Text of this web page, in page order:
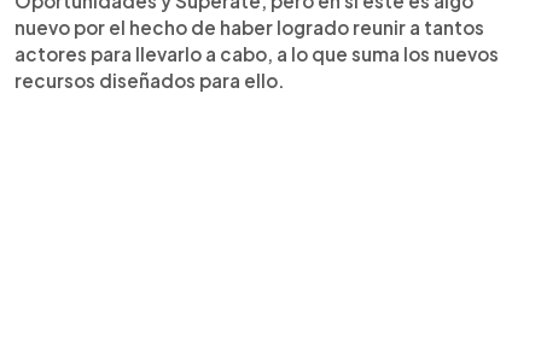
nuevo por el hecho de haber logrado reunir a tantos
actores para llevarlo a cabo, a lo que suma los nuevos
recursos diseñados para ello.